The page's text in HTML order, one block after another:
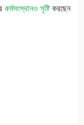
কর্মসংস্থানও সৃষ্টিকরছেন